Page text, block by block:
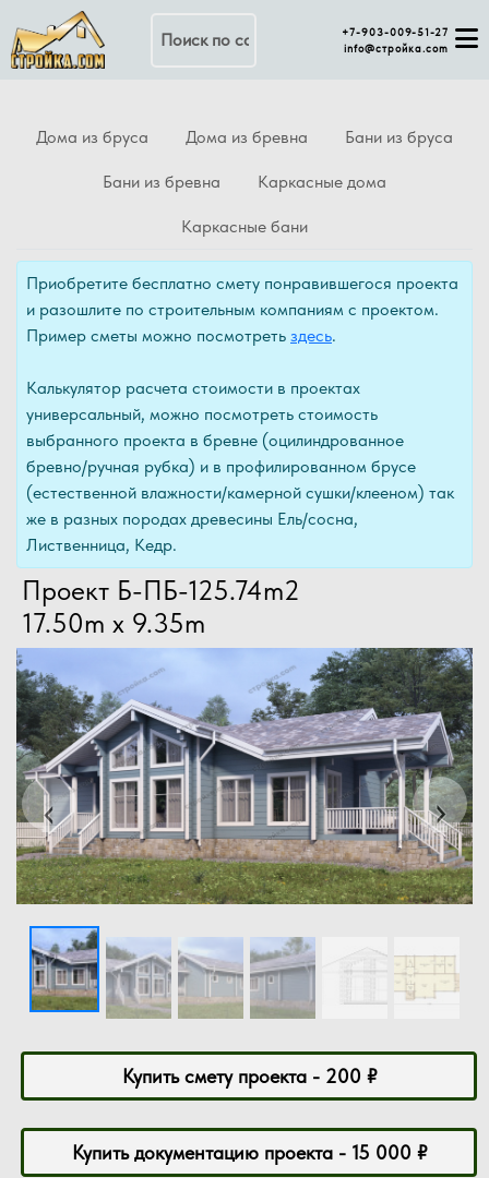
+7-903-009-51-27
info@стройка.com
Дома из бруса Дома из бревна Бани из бруса
Бани из бревна Каркасные дома
Каркасные бани
Приобретите бесплатно смету понравившегося проекта
и разошлите по строительным компаниям с проектом.
Пример сметы можно посмотреть здесь.
Калькулятор расчета стоимости в проектах
универсальный, можно посмотреть стоимость
выбранного проекта в бревне (оцилиндрованное
бревно/ручная рубка) и в профилированном брусе
(естественной влажности/камерной сушки/клееном) так
же в разных породах древесины Ель/сосна,
Лиственница, Кедр.
Проект Б-ПБ-125.74m2
17.50m x 9.35m
‹Previous ›Next
Купить смету проекта - 200 ₽
Купить документацию проекта - 15 000 ₽